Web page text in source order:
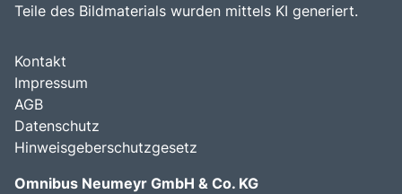
Teile des Bildmaterials wurden mittels KI generiert.
Kontakt
Impressum
AGB
Datenschutz
Hinweisgeberschutzgesetz
Omnibus Neumeyr GmbH & Co. KG